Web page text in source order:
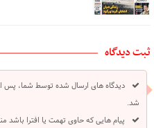
ثبت دیدگاه
دیدگاه های ارسال شده توسط شما، پس
شد.
پیام هایی که حاوی تهمت یا افترا باشد